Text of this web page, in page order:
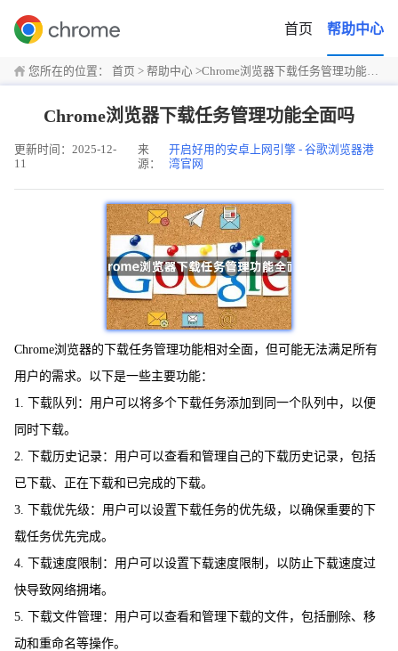
首页 帮助中心
您所在的位置： 首页 > 帮助中心 >Chrome浏览器下载任务管理功能全面吗
Chrome浏览器下载任务管理功能全面吗
更新时间：2025-12-
11
来
源：
开启好用的安卓上网引擎 - 谷歌浏览器港
湾官网
Chrome浏览器的下载任务管理功能相对全面，但可能无法满足所有
用户的需求。以下是一些主要功能：
1. 下载队列：用户可以将多个下载任务添加到同一个队列中，以便
同时下载。
2. 下载历史记录：用户可以查看和管理自己的下载历史记录，包括
已下载、正在下载和已完成的下载。
3. 下载优先级：用户可以设置下载任务的优先级，以确保重要的下
载任务优先完成。
4. 下载速度限制：用户可以设置下载速度限制，以防止下载速度过
快导致网络拥堵。
5. 下载文件管理：用户可以查看和管理下载的文件，包括删除、移
动和重命名等操作。